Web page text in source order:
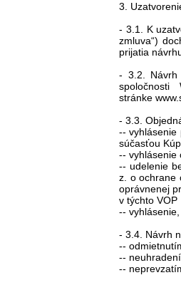
3.
- 3.1. K
zmluva“)
prijatia
- 3.2. Návrh
spoločnosti
stránke
- 3.3.
-- vyhlásenie
súčasťou
-- vyhlásenie
-- udelenie
z. o ochrane
oprávnenej
v týchto VOP
--
- 3.4. Návrh
--
--
--